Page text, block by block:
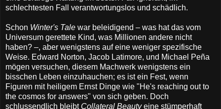
schlechtesten Fall verantwortungslos und schädlich.
Schon Winter's Tale war beleidigend – was hat das vom
Universum gerettete Kind, was Millionen andere nicht
haben? –, aber wenigstens auf eine weniger spezifische
Weise. Edward Norton, Jacob Latimore, und Michael Peña
mögen versuchen, diesem Machwerk wenigstens ein
bisschen Leben einzuhauchen; es ist ein Fest, wenn
Figuren mit heiligem Ernst Dinge wie "He's reaching out to
the cosmos for answers" von sich geben. Doch
schlussendlich bleibt Collateral Beautyeine stümperhaft